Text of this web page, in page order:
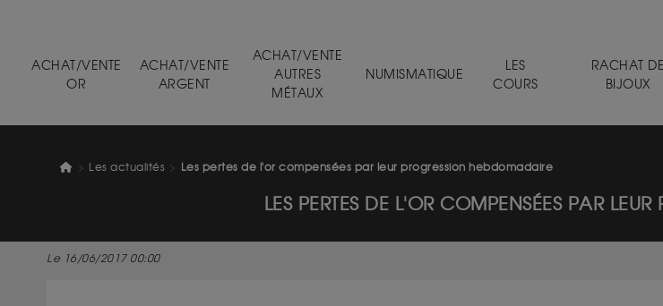
ACHAT/VENTE
OR
ACHAT/VENTE
ARGENT
ACHAT/VENTE
AUTRES
MÉTAUX
NUMISMATIQUE
LES
COURS
RACHAT DE
BIJOUX
Les actualités Les pertes de l'or compensées par leur progression hebdomadaire
LES PERTES DE L'OR COMPENSÉES PAR
Le 16/06/2017 00:00